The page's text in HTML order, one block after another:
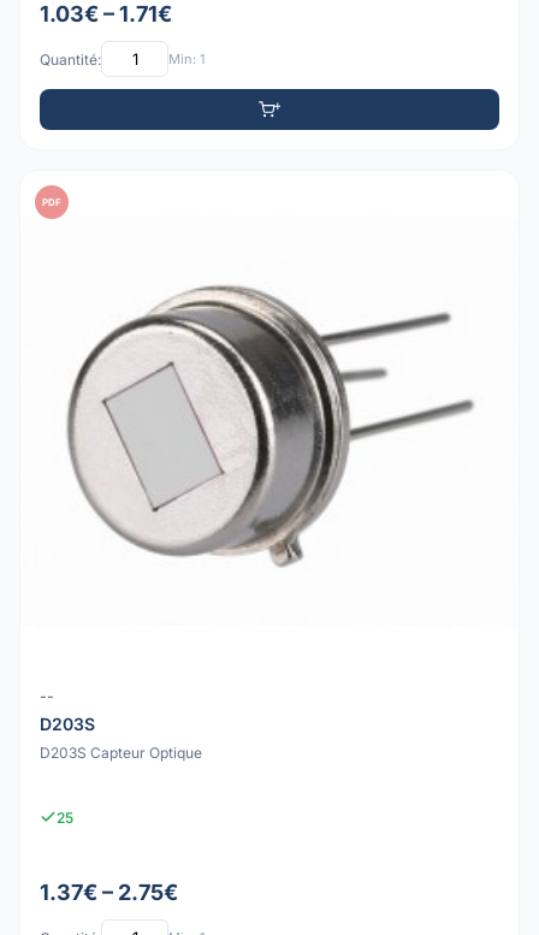
1.03€ – 1.71€
Quantité: Min: 1
PDF
--
D203S
D203S Capteur Optique
25
1.37€ – 2.75€